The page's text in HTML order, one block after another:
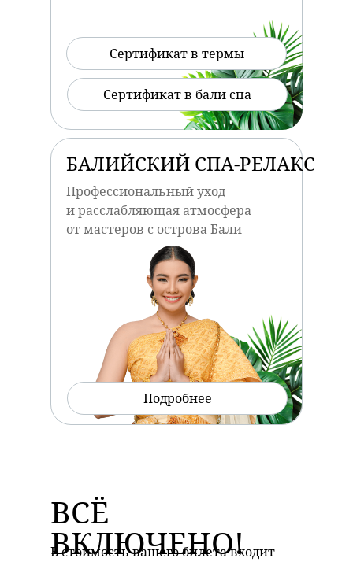
Подробнее
БАЛИЙСКИЙ СПА-РЕЛАКС
Профессиональный уход
и расслабляющая атмосфера
от мастеров с острова Бали
Сертификат в термы
Сертификат в бали спа
ВСЁ
ВКЛЮЧЕНО!
В стоимость вашего билета входит